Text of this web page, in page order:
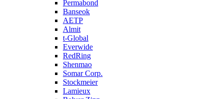
Permabond
Banseok
AETP
Almit
t-Global
Everwide
RedRing
Shenmao
Somar Corp.
Stockmeier
Lamieux